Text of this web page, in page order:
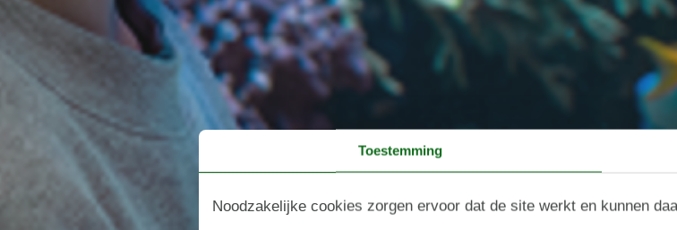
Toestemming
Noodzakelijke cookies zorgen ervoor dat de site werkt en kunnen